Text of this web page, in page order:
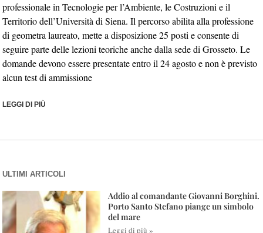
professionale in Tecnologie per l’Ambiente, le Costruzioni e il
Territorio dell’Università di Siena. Il percorso abilita alla professione
di geometra laureato, mette a disposizione 25 posti e consente di
seguire parte delle lezioni teoriche anche dalla sede di Grosseto. Le
domande devono essere presentate entro il 24 agosto e non è previsto
alcun test di ammissione
LEGGI DI PIÙ
ULTIMI ARTICOLI
Addio al comandante Giovanni Borghini.
Porto Santo Stefano piange un simbolo
del mare
Leggi di più »